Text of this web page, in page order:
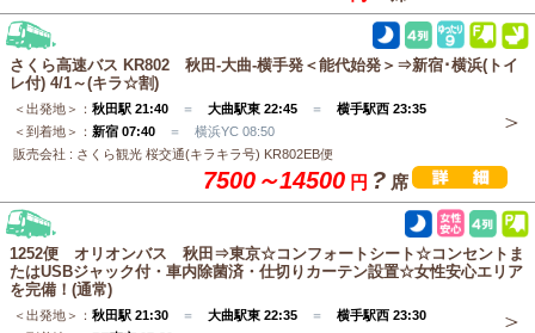
さくら高速バス KR802 秋田-大曲-横手発＜能代始発＞⇒新宿･横浜(トイ
レ付) 4/1～(キラ☆割)
＜出発地＞： 秋田駅 21:40 ＝ 大曲駅東 22:45 ＝ 横手駅西 23:35
＜到着地＞： 新宿 07:40 ＝ 横浜YC 08:50
販売会社 : さくら観光 桜交通(キラキラ号) KR802EB便
7500～14500 円 ? 席
1252便 オリオンバス 秋田⇒東京☆コンフォートシート☆コンセントま
たはUSBジャック付・車内除菌済・仕切りカーテン設置☆女性安心エリア
を完備！(通常)
＜出発地＞： 秋田駅 21:30 ＝ 大曲駅東 22:35 ＝ 横手駅西 23:30